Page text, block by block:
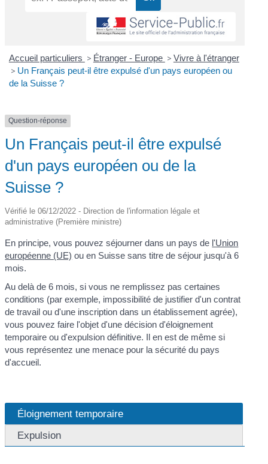
Accueil particuliers > Étranger - Europe > Vivre à l'étranger
> Un Français peut-il être expulsé d'un pays européen ou
de la Suisse ?
Question-réponse
Un Français peut-il être expulsé
d'un pays européen ou de la
Suisse ?
Vérifié le 06/12/2022 - Direction de l'information légale et
administrative (Première ministre)
En principe, vous pouvez séjourner dans un pays de l'Union
européenne (UE) ou en Suisse sans titre de séjour jusqu'à 6
mois.
Au delà de 6 mois, si vous ne remplissez pas certaines
conditions (par exemple, impossibilité de justifier d'un contrat
de travail ou d'une inscription dans un établissement agrée),
vous pouvez faire l'objet d'une décision d'éloignement
temporaire ou d'expulsion définitive. Il en est de même si
vous représentez une menace pour la sécurité du pays
d'accueil.
Éloignement temporaire
Expulsion